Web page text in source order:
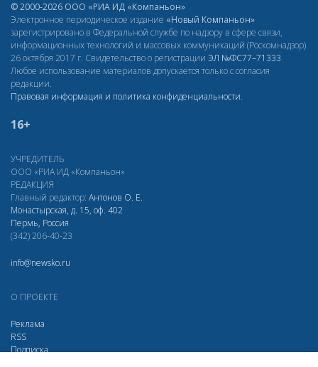
© 2000-2026 ООО «РИА ИД «Компаньон»
Электронное периодическое издание «Новый Компаньон»
зарегистрировано в Федеральной службе по надзору в сфере связи,
информационных технологий и массовых коммуникаций (Роскомнадзор)
26 октября 2017 г. Свидетельство о регистрации ЭЛ №ФС77–71333
Любое использование материалов допускается только с согласия
редакции.
Правовая информация и политика конфиденциальности.
16+
УЧРЕДИТЕЛЬ
ООО «РИА ИД «Компаньон»
РЕДАКЦИЯ
Главный редактор: Антонов О. Е.
Монастырская, д. 15, оф. 402
Пермь, Россия
(342) 206-40-23
info@newsko.ru
О ПРОЕКТЕ
Реклама
RSS
Подписка